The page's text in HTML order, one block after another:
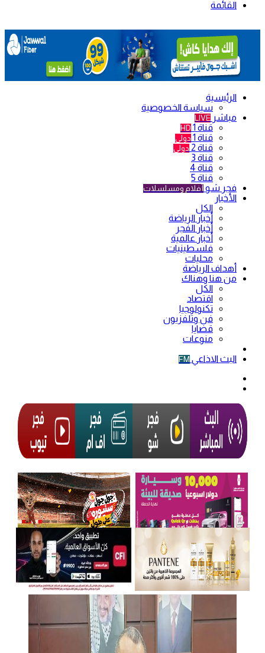
القائمة
الرئيسية
سياسة الخصوصية
مباشر LIVE
قناة 1 HD
قناة 1 دولي
قناة 2 دولي
قناة 3
قناة 4
قناة 5
فجر شو أفلام ومسلسلات
الأخبار
الكل
أخبار الرياضة
أخبار الفجر
أخبار عالمية
فلسطينيات
محليات
أهداف الرياضة
من هنا وهناك
الكل
اقتصاد
تكنولوجيا
فن وتلفزيون
قضايا
منوعات
البث الاذاعي FM